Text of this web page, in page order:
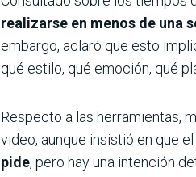
realizarse en menos de una
embargo, aclaró que esto
qué estilo, qué emoción, qué
Respecto a las herramientas,
video, aunque insistió en que
pide, pero hay una intención